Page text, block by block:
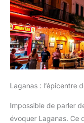
Laganas : l’épicentre
Impossible de parler
évoquer Laganas. Ce